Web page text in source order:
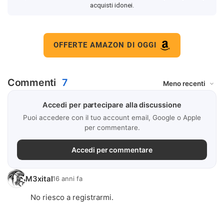
acquisti idonei.
OFFERTE AMAZON DI OGGI
Commenti 7
Accedi per partecipare alla discussione
Puoi accedere con il tuo account email, Google o Apple
per commentare.
Accedi per commentare
M3xital16 anni fa
No riesco a registrarmi.